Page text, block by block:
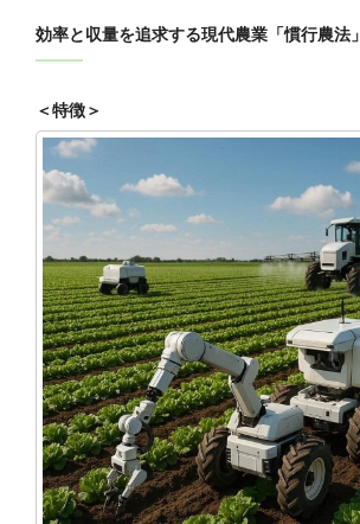
効率と収量を追求する現代農業「慣行農法」
＜特徴＞